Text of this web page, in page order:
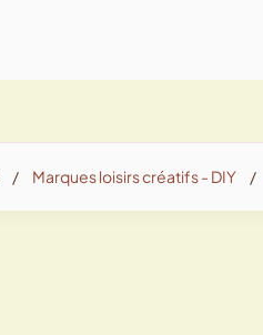
/ Marques loisirs créatifs - DIY /